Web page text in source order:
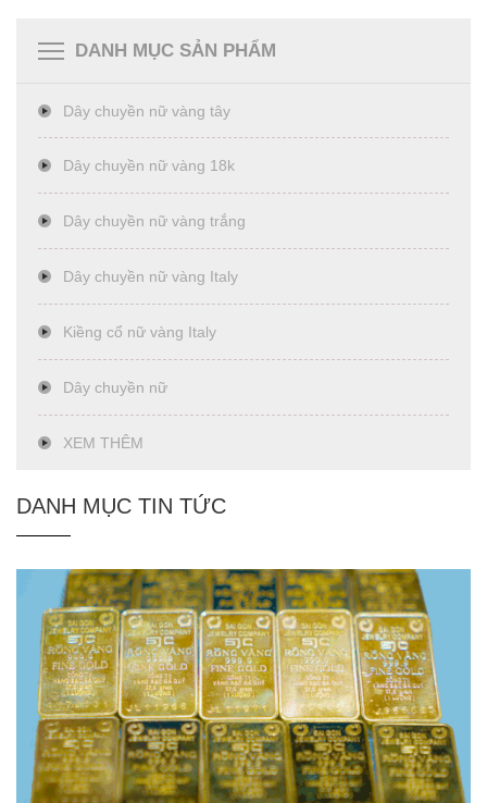
DANH MỤC SẢN PHẨM
Dây chuyền nữ vàng tây
Dây chuyền nữ vàng 18k
Dây chuyền nữ vàng trắng
Dây chuyền nữ vàng Italy
Kiềng cổ nữ vàng Italy
Dây chuyền nữ
XEM THÊM
DANH MỤC TIN TỨC